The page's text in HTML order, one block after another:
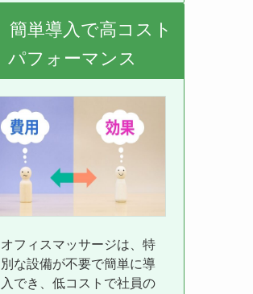
簡単導入で高コスト
パフォーマンス
オフィスマッサージは、特
別な設備が不要で簡単に導
入でき、低コストで社員の